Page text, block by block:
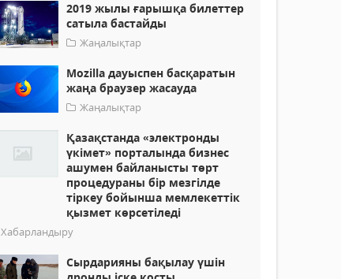
2019 жылы ғарышқа билеттер
сатыла бастайды
Жаңалықтар
Mozilla дауыспен басқаратын
жаңа браузер жасауда
Жаңалықтар
Қазақстанда «электронды
үкімет» порталында бизнес
ашумен байланысты төрт
процедураны бір мезгілде
тіркеу бойынша мемлекеттік
қызмет көрсетіледі
Хабарландыру
Сырдарияны бақылау үшін